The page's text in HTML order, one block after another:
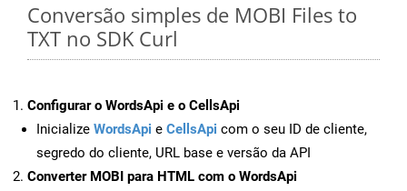
Conversão simples de MOBI Files to
TXT no SDK Curl
Configurar o WordsApi e o CellsApi
Inicialize WordsApi e CellsApi com o seu ID de cliente,
segredo do cliente, URL base e versão da API
Converter MOBI para HTML com o WordsApi